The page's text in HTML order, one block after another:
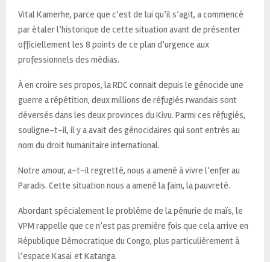
Vital Kamerhe, parce que c’est de lui qu’il s’agit, a commencé
par étaler l’historique de cette situation avant de présenter
officiellement les 8 points de ce plan d’urgence aux
professionnels des médias.
À en croire ses propos, la RDC connait depuis le génocide une
guerre a répétition, deux millions de réfugiés rwandais sont
déversés dans les deux provinces du Kivu. Parmi ces réfugiés,
souligne-t-il, il y a avait des génocidaires qui sont entrés au
nom du droit humanitaire international.
Notre amour, a-t-il regretté, nous a amené à vivre l’enfer au
Paradis. Cette situation nous a amené la faim, la pauvreté.
Abordant spécialement le problème de la pénurie de maïs, le
VPM rappelle que ce n’est pas première fois que cela arrive en
République Démocratique du Congo, plus particulièrement à
l’espace Kasaï et Katanga.